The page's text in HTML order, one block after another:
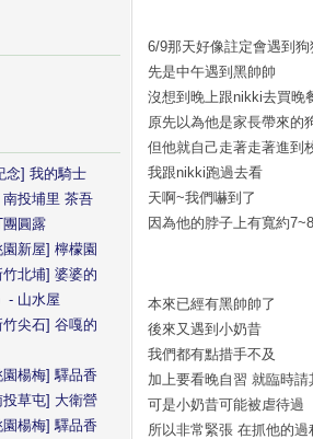
6/9那天好像註定會遇到狗
先是中午遇到黑帥帥
沒想到晚上跟nikki去買晚
原先以為他是家長帶來的
但他就自己走著走著進到
我跟nikki跑過去看
天啊~我們嚇到了
因為他的脖子上有寬約
本來已經有黑帥帥了
後來又遇到小奶昔
我們都有點措手不及
加上要看晚自習 就臨時
可是小奶昔可能被虐待過
所以非常緊張 在抓他的
念] 我的騎士
投埔里 茶吾
圓露
新屋] 檸檬園
北埔] 婆婆的
- 山水屋
尖石] 谷嘎的
楊梅] 驛品香
投草屯] 大衛營
楊梅] 驛品香